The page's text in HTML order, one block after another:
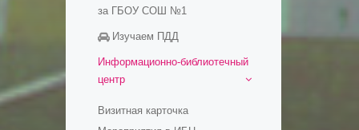
за ГБОУ СОШ №1
Изучаем ПДД
Информационно-библиотечный
центр
Визитная карточка